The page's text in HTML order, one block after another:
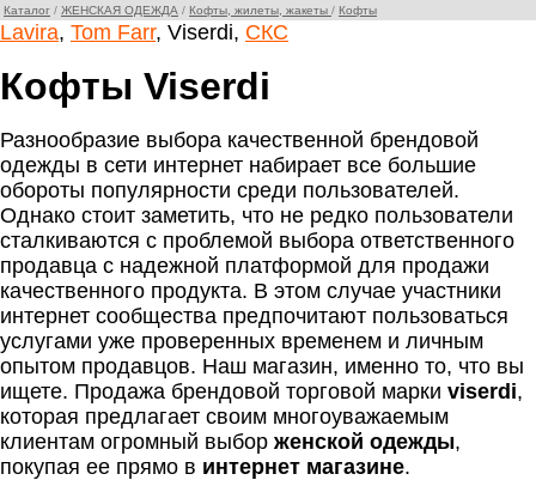
Каталог / ЖЕНСКАЯ ОДЕЖДА / Кофты, жилеты, жакеты / Кофты
Lavira, Tom Farr, Viserdi, СКС
Кофты Viserdi
Разнообразие выбора качественной брендовой
одежды в сети интернет набирает все большие
обороты популярности среди пользователей.
Однако стоит заметить, что не редко пользователи
сталкиваются с проблемой выбора ответственного
продавца с надежной платформой для продажи
качественного продукта. В этом случае участники
интернет сообщества предпочитают пользоваться
услугами уже проверенных временем и личным
опытом продавцов. Наш магазин, именно то, что вы
ищете. Продажа брендовой торговой марки viserdi,
которая предлагает своим многоуважаемым
клиентам огромный выбор женской одежды,
покупая ее прямо в интернет магазине.